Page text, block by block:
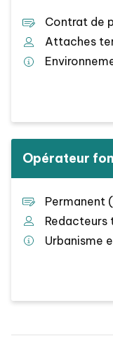
Contrat de
Attaches
Opérateur
Permanent
Urbanisme